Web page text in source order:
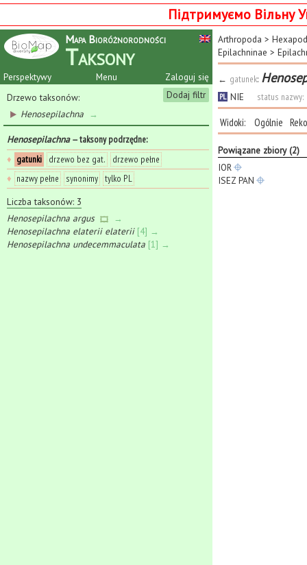
Підтримуємо Вільну
Mapa Bioróżnorodności
Taksony
Perspektywy Zaloguj się
Menu
Dodaj filtr
Drzewo taksonów:
Henosepilachna →
Henosepilachna— taksony podrzędne:
♦ gatunki drzewo bez gat.
drzewo pełne
♦ nazwy pełne synonimy tylko PL
Liczba taksonów: 3
Henosepilachna argus
→
Henosepilachna elaterii elaterii [4] →
Henosepilachna undecemmaculata [1] →
Arthropoda >
Epilachninae >
← gatunek:
PL NIE status nazwy:
Widoki: Ogólnie
Powiązane zbiory (2)
IOR
ISEZ PAN